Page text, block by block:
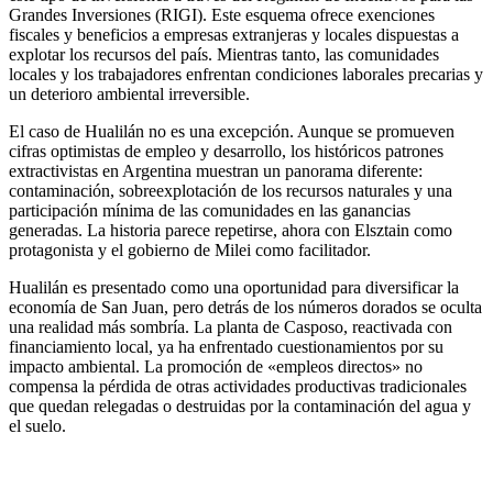
Grandes Inversiones (RIGI). Este esquema ofrece exenciones
fiscales y beneficios a empresas extranjeras y locales dispuestas a
explotar los recursos del país. Mientras tanto, las comunidades
locales y los trabajadores enfrentan condiciones laborales precarias y
un deterioro ambiental irreversible.
El caso de Hualilán no es una excepción. Aunque se promueven
cifras optimistas de empleo y desarrollo, los históricos patrones
extractivistas en Argentina muestran un panorama diferente:
contaminación, sobreexplotación de los recursos naturales y una
participación mínima de las comunidades en las ganancias
generadas. La historia parece repetirse, ahora con Elsztain como
protagonista y el gobierno de Milei como facilitador.
Hualilán es presentado como una oportunidad para diversificar la
economía de San Juan, pero detrás de los números dorados se oculta
una realidad más sombría. La planta de Casposo, reactivada con
financiamiento local, ya ha enfrentado cuestionamientos por su
impacto ambiental. La promoción de «empleos directos» no
compensa la pérdida de otras actividades productivas tradicionales
que quedan relegadas o destruidas por la contaminación del agua y
el suelo.